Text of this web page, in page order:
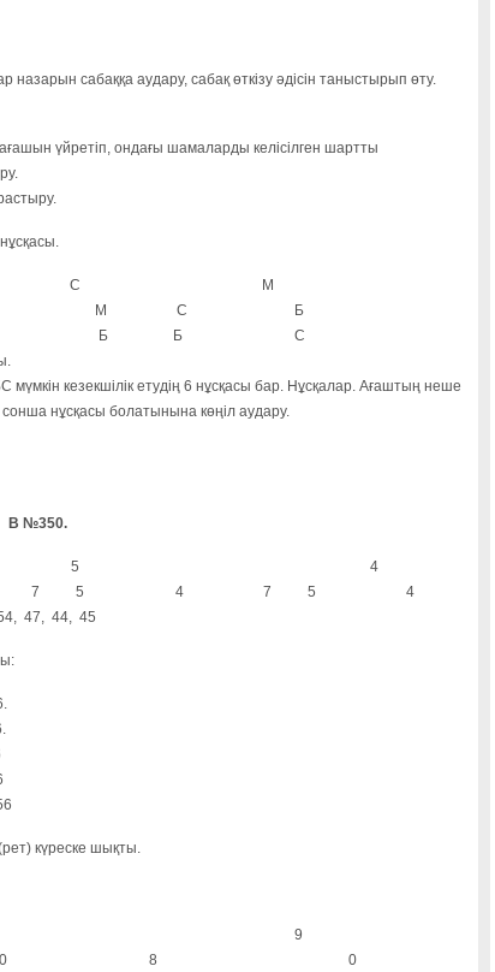
барысы:
сабаққа аудару, сабақ өткізу әдісін таныстырып өту.
үйретіп, ондағы шамаларды келісілген шартты
С
М
М С
Б
Б Б
С
кезекшілік етудің 6 нұсқасы бар. Нұсқалар. Ағаштың неше
нұсқасы болатынына көңіл аудару.
В №350.
5
4
7 5 4 7 5
4
47, 44, 45
күреске шықты.
9
8
0